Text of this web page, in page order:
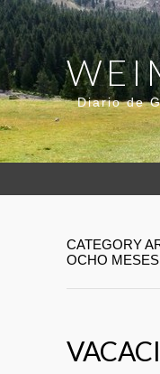
Diario de
CATEGORY
OCHO MESES